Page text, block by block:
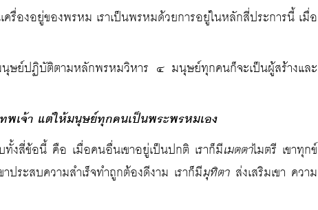
รื่องอยู่ของพรหม เราเป็นพรหมด้วยการอยู่ในหลักสี่ประการนี้ เมื่อ
ษย์ปฏิบัติตามหลักพรหมวิหาร ๔ มนุษย์ทุกคนก็จะเป็นผู้สร้างและ
พเจ้า แต่ให้มนุษย์ทุกคนเป็นพระพรหมเอง
งสี่ข้อนี้ คือ เมื่อคนอื่นเขาอยู่เป็นปกติ เราก็มีเมตตาไมตรี เขาทุกข์
าประสบความสำเร็จทำถูกต้องดีงาม เราก็มีมุทิตาส่งเสริมเขา ความ